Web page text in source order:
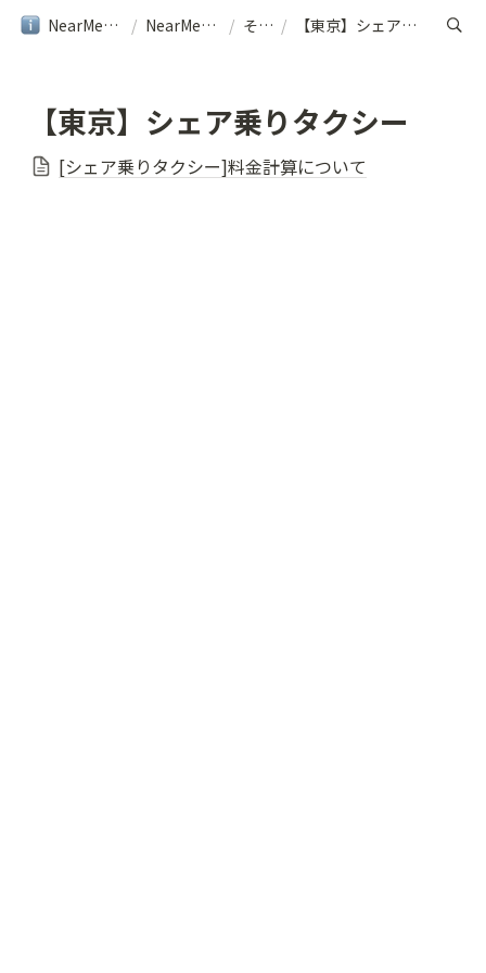
NearMe旅行ガイド / NearMe｜ヘルプ / その他 / 【東京】シェア乗りタクシー
【東京】シェア乗りタクシー
[シェア乗りタクシー]料金計算について